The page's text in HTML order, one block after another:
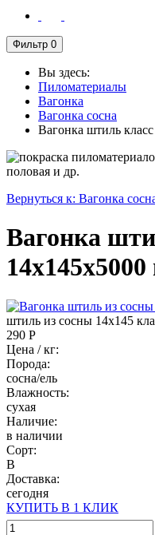
Фильтр 0
Вы здесь:
Пиломатериалы
Вагонка
Вагонка сосна
Вагонка штиль
Вернуться к: Вагонка
Вагонка
штиль из сосны 14х145
290 Р
Цена / кг:
Порода:
сосна/ель
Влажность:
сухая
Наличие:
в наличии
Сорт:
B
Доставка:
сегодня
КУПИТЬ В 1 КЛИК